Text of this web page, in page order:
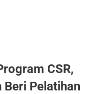
CSR,
Beri Pelatihan